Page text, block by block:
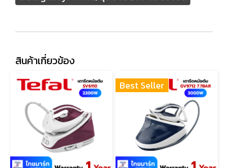
สินค้าเกี่ยวข้อง
Best Seller